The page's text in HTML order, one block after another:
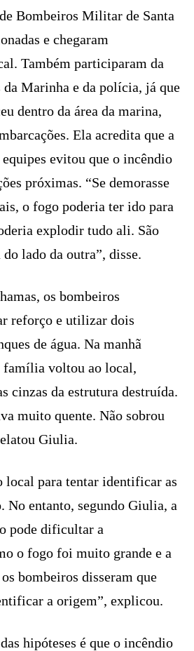
Bombeiros Militar de Santa
e chegaram
Também participaram da
da Marinha e da polícia, já que
dentro da área da marina,
Ela acredita que a
equipes evitou que o incêndio
próximas. “Se demorasse
o fogo poderia ter ido para
explodir tudo ali. São
lado da outra”, disse.
os bombeiros
reforço e utilizar dois
de água. Na manhã
família voltou ao local,
cinzas da estrutura destruída.
muito quente. Não sobrou
Giulia.
local para tentar identificar as
No entanto, segundo Giulia, a
pode dificultar a
o fogo foi muito grande e a
bombeiros disseram que
a origem”, explicou.
hipóteses é que o incêndio